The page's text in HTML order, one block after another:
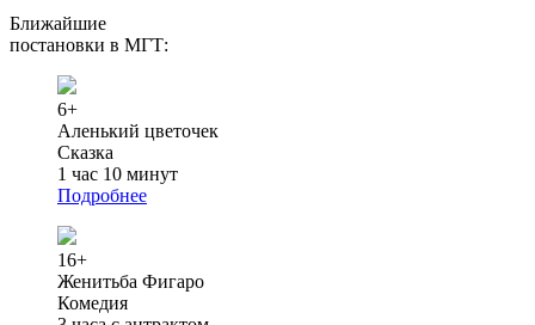
Ближайшие
постановки в МГТ:
6+
Аленький цветочек
Сказка
1 час 10 минут
Подробнее
16+
Женитьба Фигаро
Комедия